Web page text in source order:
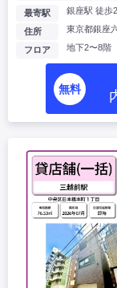
最寄駅 銀座駅 徒歩
住所 東京都銀座
フロア 地下2〜8階
無料